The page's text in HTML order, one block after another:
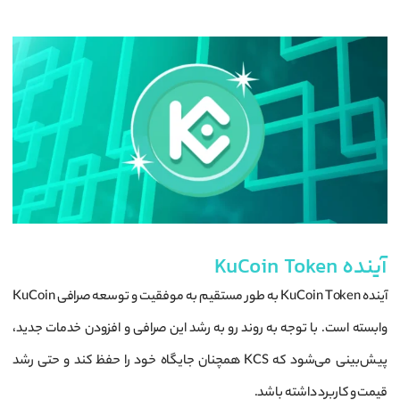
آینده KuCoin Token
آینده KuCoin Token به طور مستقیم به موفقیت و توسعه صرافی KuCoin
وابسته است. با توجه به روند رو به رشد این صرافی و افزودن خدمات جدید،
پیش‌بینی می‌شود که KCS همچنان جایگاه خود را حفظ کند و حتی رشد
قیمت و کاربرد داشته باشد.